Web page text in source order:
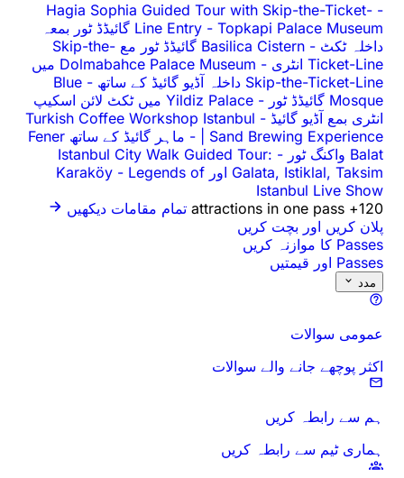
-
Hagia Sophia Guided Tour with Skip-the-Ticket-
Line Entry -
Topkapi Palace Museum گائیڈڈ ٹور بمعہ
داخلہ ٹکٹ -
Basilica Cistern گائیڈڈ ٹور مع Skip-the-
Ticket-Line انٹری
-
Dolmabahce Palace Museum میں
Skip-the-Ticket-Line داخلہ آڈیو گائیڈ کے ساتھ
-
Blue
Mosque گائیڈڈ ٹور
-
Yildiz Palace میں ٹکٹ لائن اسکیپ
انٹری بمع آڈیو گائیڈ -
Turkish Coffee Workshop Istanbul
| Sand Brewing Experience
-
ماہر گائیڈ کے ساتھ Fener
Balat واکنگ ٹور
-
Istanbul City Walk Guided Tour:
Galata, Istiklal, Taksim اور Karaköy
- Legends of
Istanbul Live Show
120+ attractions in one pass
تمام مقامات دیکھیں
پلان کریں اور بچت کریں
Passes کا موازنہ کریں
Passes اور قیمتیں
مدد
عمومی سوالات
اکثر پوچھے جانے والے سوالات
ہم سے رابطہ کریں
ہماری ٹیم سے رابطہ کریں